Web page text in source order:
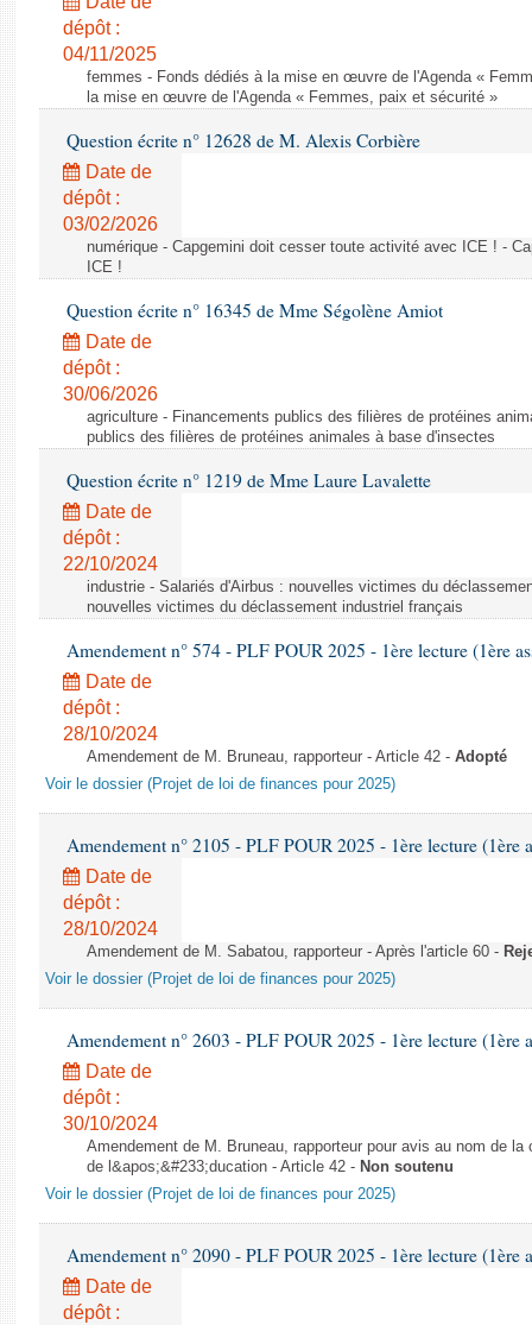
Budget et sécurité sociale
Questions écrites et orales
Comptes rendus des débats
dépôt :
04/11/2025
femmes - Fonds dédiés à la mise en œuvre de l'Agenda «
la mise en œuvre de l'Agenda « Femmes, paix et sécurité »
Question écrite n° 12628 de M. Alexis Corbière
Date de
dépôt :
03/02/2026
numérique - Capgemini doit cesser toute activité avec ICE ! -
ICE !
Question écrite n° 16345 de Mme Ségolène Amiot
Date de
dépôt :
30/06/2026
agriculture - Financements publics des filières de protéines
publics des filières de protéines animales à base d'insectes
Question écrite n° 1219 de Mme Laure Lavalette
Date de
dépôt :
22/10/2024
industrie - Salariés d'Airbus : nouvelles victimes du
nouvelles victimes du déclassement industriel français
Amendement n° 574 - PLF POUR 2025 - 1ère lecture (1ère
Date de
dépôt :
28/10/2024
Amendement de M. Bruneau, rapporteur - Article 42 - Adopté
Voir le dossier (Projet de loi de finances pour 2025)
Amendement n° 2105 - PLF POUR 2025 - 1ère lecture (1ère
Date de
dépôt :
28/10/2024
Amendement de M. Sabatou, rapporteur - Après l'article 60 -
Voir le dossier (Projet de loi de finances pour 2025)
Amendement n° 2603 - PLF POUR 2025 - 1ère lecture (1ère
Date de
dépôt :
30/10/2024
Amendement de M. Bruneau, rapporteur pour avis au nom de
de l&apos;&#233;ducation - Article 42 - Non soutenu
Voir le dossier (Projet de loi de finances pour 2025)
Amendement n° 2090 - PLF POUR 2025 - 1ère lecture (1ère
Date de
dépôt :